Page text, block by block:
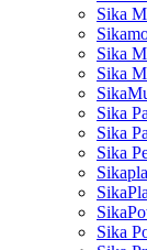
Sika
Sika
Sika
Sika
Sika
Sika
Sika